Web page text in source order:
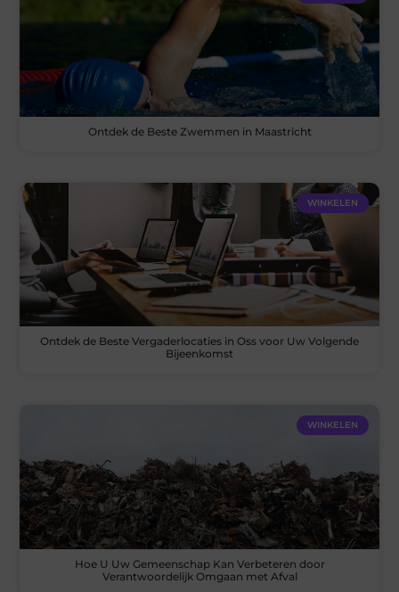
Ontdek de Beste Zwemmen in Maastricht
WINKELEN
Ontdek de Beste Vergaderlocaties in Oss voor Uw Volgende
Bijeenkomst
WINKELEN
Hoe U Uw Gemeenschap Kan Verbeteren door
Verantwoordelijk Omgaan met Afval